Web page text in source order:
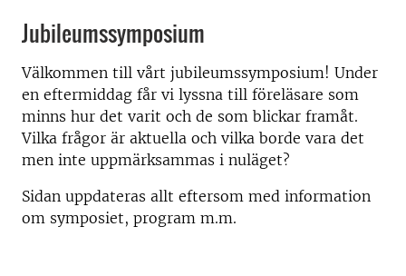
Jubileumssymposium
Välkommen till vårt jubileumssymposium! Under
en eftermiddag får vi lyssna till föreläsare som
minns hur det varit och de som blickar framåt.
Vilka frågor är aktuella och vilka borde vara det
men inte uppmärksammas i nuläget?
Sidan uppdateras allt eftersom med information
om symposiet, program m.m.